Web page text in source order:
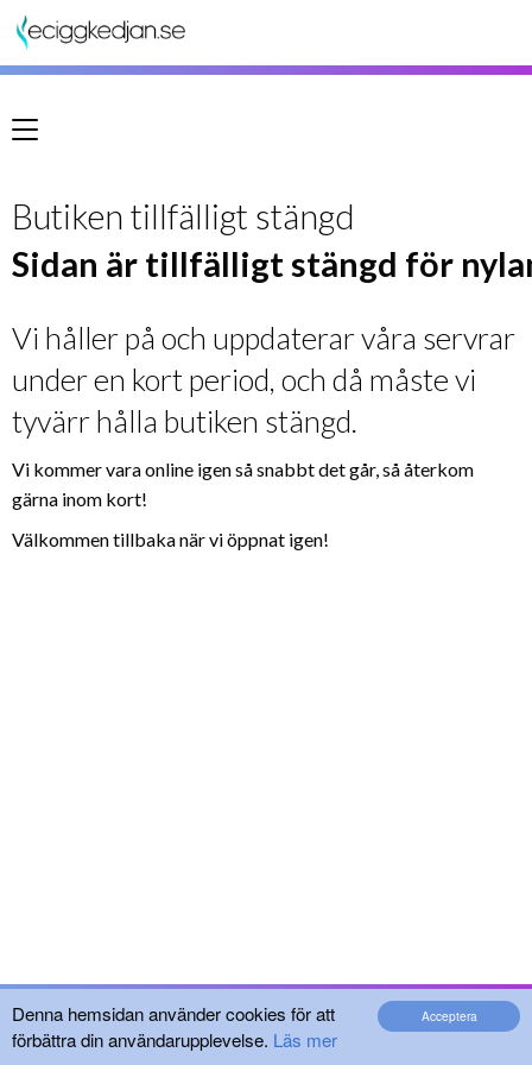
Acceptera
Denna hemsidan använder cookies för att
förbättra din användarupplevelse. Läs mer
Meny
Butiken tillfälligt stängd
Sidan är tillfälligt stängd för
Vi håller på och uppdaterar våra servrar
under en kort period, och då måste vi
tyvärr hålla butiken stängd.
Vi kommer vara online igen så snabbt det går, så återkom
gärna inom kort!
Välkommen tillbaka när vi öppnat igen!